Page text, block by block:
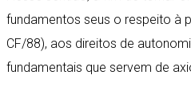
fundamentos seus o respeito à
CF/88), aos direitos de
fundamentais que servem de